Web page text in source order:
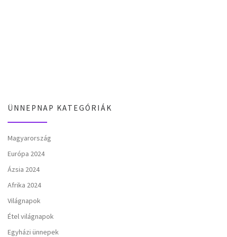
ÜNNEPNAP KATEGÓRIÁK
Magyarország
Európa 2024
Ázsia 2024
Afrika 2024
Világnapok
Étel világnapok
Egyházi ünnepek